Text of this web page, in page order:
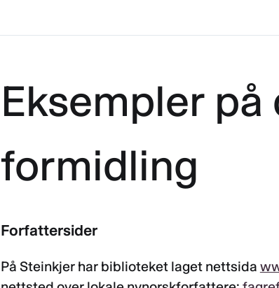
Eksempler på
formidling
Forfattersider
På Steinkjer har biblioteket laget nettsida